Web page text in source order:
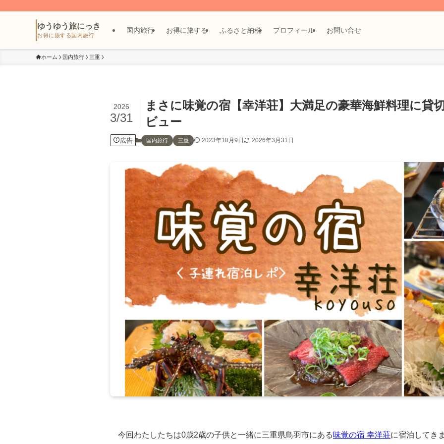
ゆうゆう旅にっき 国内旅行 お得に旅する ふるさと納税 プロフィール お問い合せ
ホーム 国内旅行 三重
まさに味覚の宿【幸洋荘】大満足の豪華海鮮料理に貸
ビュー
2026
3/31
広告 国内旅行 三重 2023年10月9日 2026年3月31日
今回わたしたちは0歳2歳の子供と一緒に三重県鳥羽市にある味覚の宿 幸洋荘に宿泊してき